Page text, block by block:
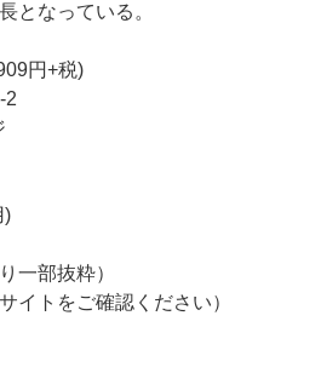
となっている。
円+税)
2
)
一部抜粋）
イトをご確認ください）